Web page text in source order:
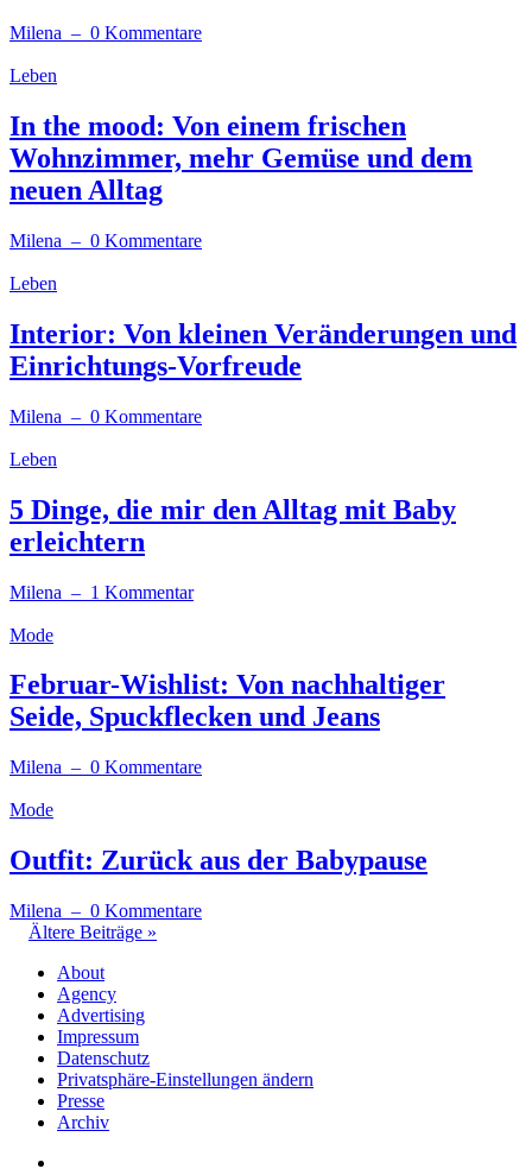
Milena – 0 Kommentare
Leben
In the mood: Von einem frischen
Wohnzimmer, mehr Gemüse und dem
neuen Alltag
Milena – 0 Kommentare
Leben
Interior: Von kleinen Veränderungen und
Einrichtungs-Vorfreude
Milena – 0 Kommentare
Leben
5 Dinge, die mir den Alltag mit Baby
erleichtern
Milena – 1 Kommentar
Mode
Februar-Wishlist: Von nachhaltiger
Seide, Spuckflecken und Jeans
Milena – 0 Kommentare
Mode
Outfit: Zurück aus der Babypause
Milena – 0 Kommentare
Ältere Beiträge »
About
Agency
Advertising
Impressum
Datenschutz
Privatsphäre-Einstellungen ändern
Presse
Archiv